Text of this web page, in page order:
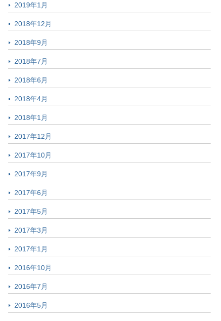
2019年1月
2018年12月
2018年9月
2018年7月
2018年6月
2018年4月
2018年1月
2017年12月
2017年10月
2017年9月
2017年6月
2017年5月
2017年3月
2017年1月
2016年10月
2016年7月
2016年5月